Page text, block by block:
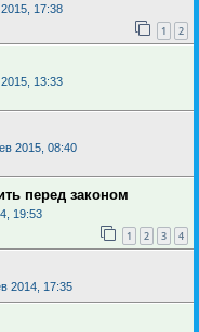
17:38
1 2
13:33
2015, 08:40
перед законом
19:53
1 2 3 4
2014, 17:35